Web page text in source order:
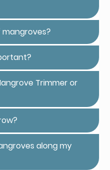
Trimmer or
along my